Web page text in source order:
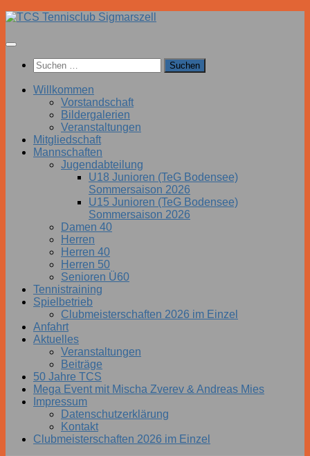
Zum
springen
Suchen
nach:
Willkommen
Vorstandschaft
Bildergalerien
Veranstaltungen
Mitgliedschaft
Mannschaften
Jugendabteilung
U18 Junioren (TeG Bodensee)
Sommersaison 2026
U15 Junioren (TeG Bodensee)
Sommersaison 2026
Damen 40
Herren
Herren 40
Herren 50
Senioren Ü60
Tennistraining
Spielbetrieb
Clubmeisterschaften 2026 im Einzel
Anfahrt
Aktuelles
Veranstaltungen
Beiträge
50 Jahre TCS
Mega Event mit Mischa Zverev & Andreas Mies
Impressum
Datenschutzerklärung
Kontakt
Clubmeisterschaften 2026 im Einzel